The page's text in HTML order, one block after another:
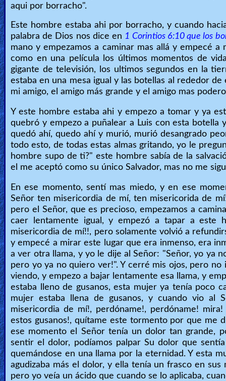
aqui por borracho".
Este hombre estaba ahi por borracho, y cuando
palabra de Dios nos dice en 1 Corintios 6:10 que los
mano y empezamos a caminar mas allá y empecé
como en una película los últimos momentos de
gigante de televisión, los ultimos segundos en la
estaba en una mesa igual y las botellas al rededor
mi amigo, el amigo más grande y el amigo mas
Y este hombre estaba ahi y empezo a tomar y ya
quebró y empezo a puñalear a Luis con esta
quedó ahí, quedo ahí y murió, murió desangrado
todo esto, de todas estas almas gritando, yo le
hombre supo de ti?" este hombre sabía de la
el me aceptó como su único Salvador, mas no me
En ese momento, sentí mas miedo, y en ese
Señor ten misericordia de mí, ten misericorida de
pero el Señor, que es precioso, empezamos a
caer lentamente igual, y empezó a tapar a este
misericordia de mí!!, pero solamente volvió a
y empecé a mirar este lugar que era inmenso, era
a ver otra llama, y yo le dije al Señor: "Señor, yo ya
pero yo ya no quiero ver!". Y cerré mis ojos, pero
viendo, y empezo a bajar lentamente esa llama, y
estaba lleno de gusanos, esta mujer ya tenía poco
mujer estaba llena de gusanos, y cuando vio al
misericordia de mí!, perdóname!, perdóname!
estos gusanos!, quítame este tormento por que me
ese momento el Señor tenía un dolor tan grande,
sentir el dolor, podíamos palpar Su dolor que
quemándose en una llama por la eternidad. Y esta
agudizaba más el dolor, y ella tenía un frasco en
pero yo veía un ácido que cuando se lo aplicaba,